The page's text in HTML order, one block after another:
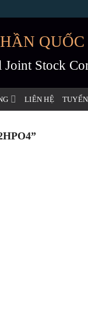
Stock
LIÊN HỆ